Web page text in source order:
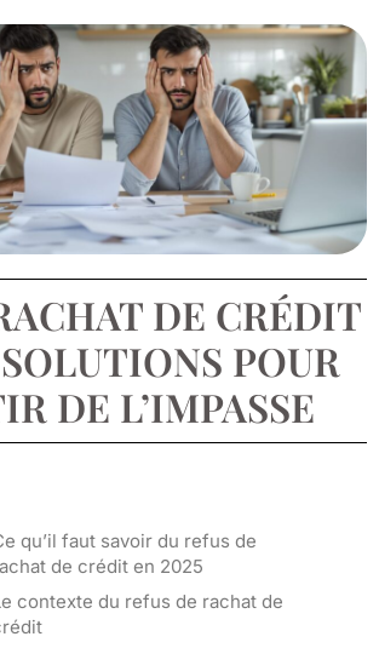
DE CRÉDIT
POUR
DE L’IMPASSE
qu’il faut savoir du refus de
de crédit en 2025
contexte du refus de rachat de